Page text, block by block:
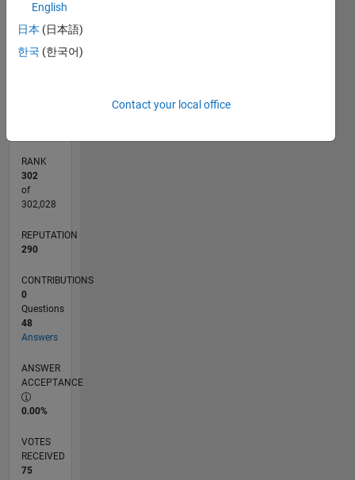
CONTRIBUTIONS
-4
-2
2
4
6
8
10
12
14
35 30
20
25
15
40
-5
-10
RANK
302
of
302,028
REPUTATION
290
CONTRIBUTIONS
0
Questions
48
Answers
ANSWER
ACCEPTANCE
0.00%
VOTES
RECEIVED
75
English
日本 (日本語)
한국 (한국어)
Contact your local office